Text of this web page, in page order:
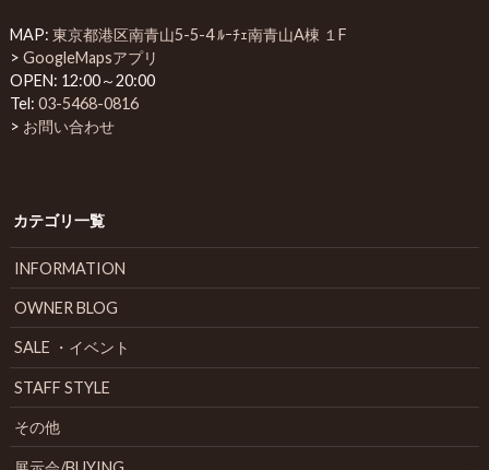
MAP: 東京都港区南青山5-5-4 ﾙｰﾁｪ南青山A棟 １F
> GoogleMapsアプリ
OPEN: 12:00～20:00
Tel: 03-5468-0816
> お問い合わせ
カテゴリ一覧
INFORMATION
OWNER BLOG
SALE ・イベント
STAFF STYLE
その他